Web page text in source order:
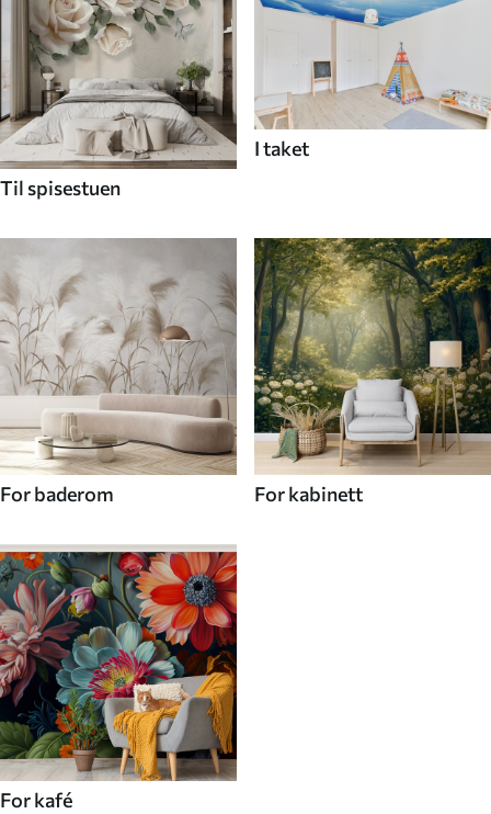
Til spisestuen
I taket
For baderom For kabinett
For kafé